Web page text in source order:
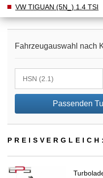
VW TIGUAN (5N_) 1.4 TSI
Fahrzeugauswahl nach
Passenden
PREIS­VER­GLEICH: